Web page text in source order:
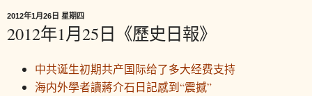
2012年1月26日 星期四
2012年1月25日《歷史日報》
中共诞生初期共产国际给了多大经费支持
海内外學者讀蔣介石日記感到“震撼”